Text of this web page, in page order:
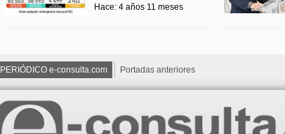
Hace: 4 años 11 meses
PERIÓDICO e-consulta.com Portadas anteriores